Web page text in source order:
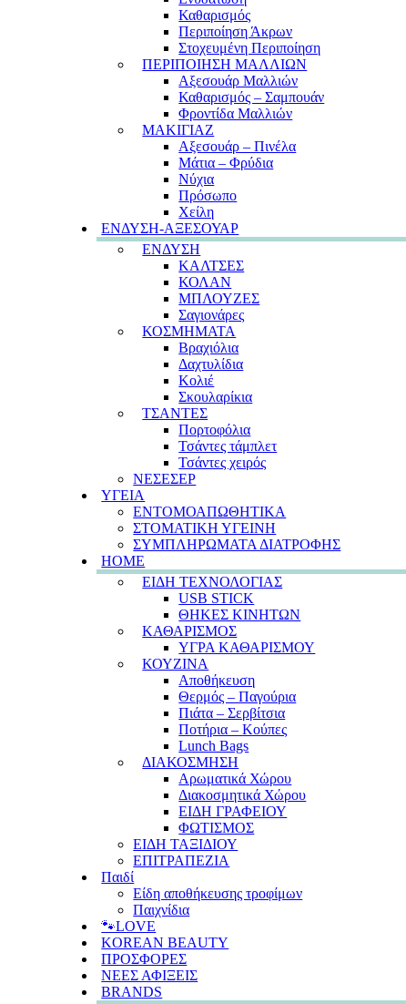
Καθαρισμός
Περιποίηση Άκρων
Στοχευμένη Περιποίηση
ΠΕΡΙΠΟΙΗΣΗ ΜΑΛΛΙΩΝ
Αξεσουάρ Μαλλιών
Καθαρισμός – Σαμπουάν
Φροντίδα Μαλλιών
ΜΑΚΙΓΙΑΖ
Αξεσουάρ – Πινέλα
Μάτια – Φρύδια
Νύχια
Πρόσωπο
Χείλη
ΕΝΔΥΣΗ-ΑΞΕΣΟΥΑΡ
ΕΝΔΥΣΗ
ΚΑΛΤΣΕΣ
ΚΟΛΑΝ
ΜΠΛΟΥΖΕΣ
Σαγιονάρες
ΚΟΣΜΗΜΑΤΑ
Βραχιόλια
Δαχτυλίδια
Κολιέ
Σκουλαρίκια
ΤΣΑΝΤΕΣ
Πορτοφόλια
Τσάντες τάμπλετ
Τσάντες χειρός
ΝΕΣΕΣΕΡ
ΥΓΕΙΑ
ΕΝΤΟΜΟΑΠΩΘΗΤΙΚΑ
ΣΤΟΜΑΤΙΚΗ ΥΓΕΙΝΗ
ΣΥΜΠΛΗΡΩΜΑΤΑ ΔΙΑΤΡΟΦΗΣ
HOME
ΕΙΔΗ ΤΕΧΝΟΛΟΓΙΑΣ
USB STICK
ΘΗΚΕΣ ΚΙΝΗΤΩΝ
ΚΑΘΑΡΙΣΜΟΣ
ΥΓΡΑ ΚΑΘΑΡΙΣΜΟΥ
ΚΟΥΖΙΝΑ
Αποθήκευση
Θερμός – Παγούρια
Πιάτα – Σερβίτσια
Ποτήρια – Κούπες
Lunch Bags
ΔΙΑΚΟΣΜΗΣΗ
Αρωματικά Χώρου
Διακοσμητικά Χώρου
ΕΙΔΗ ΓΡΑΦΕΙΟΥ
ΦΩΤΙΣΜΟΣ
ΕΙΔΗ ΤΑΞΙΔΙΟΥ
ΕΠΙΤΡΑΠΕΖΙΑ
Παιδί
Είδη αποθήκευσης τροφίμων
Παιχνίδια
🐾LOVE
KOREAN BEAUTY
ΠΡΟΣΦΟΡΕΣ
ΝΕΕΣ ΑΦΙΞΕΙΣ
BRANDS